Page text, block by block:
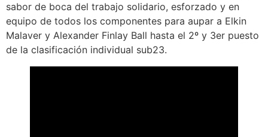
sabor de boca del trabajo solidario, esforzado y en
equipo de todos los componentes para aupar a Elkin
Malaver y Alexander Finlay Ball hasta el 2º y 3er puesto
de la clasificación individual sub23.